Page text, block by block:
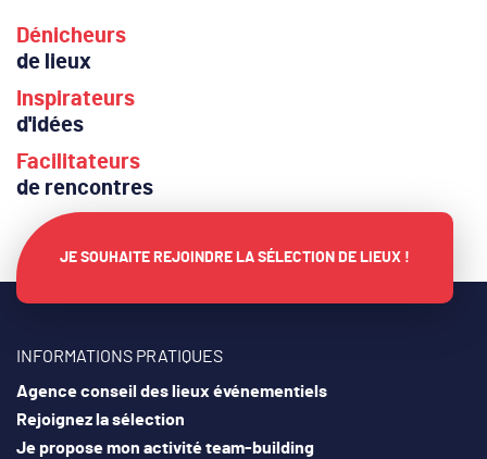
Dénicheurs
de lieux
Inspirateurs
d'idées
Facilitateurs
de rencontres
JE SOUHAITE REJOINDRE LA SÉLECTION DE LIEUX !
INFORMATIONS PRATIQUES
Agence conseil des lieux événementiels
Rejoignez la sélection
Je propose mon activité team-building